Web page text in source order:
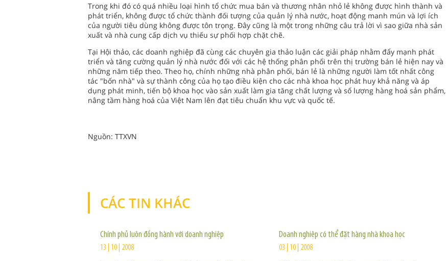
Trong khi đó có quá nhiều loại hình tổ chức mua bán và thương nhân nhỏ lẻ không được hình thành và
phát triển, không được tổ chức thành đối tượng của quản lý nhà nước, hoạt động manh mún và lợi ích
của người tiêu dùng không được tôn trọng. Đây cũng là một trong những câu trả lời vì sao giữa nhà sản
xuất và nhà cung cấp dịch vụ thiếu sự phối hợp chặt chẽ.
Tại Hội thảo, các doanh nghiệp đã cùng các chuyên gia thảo luận các giải pháp nhằm đẩy mạnh phát
triển và tăng cường quản lý nhà nước đối với các hệ thống phân phối trên thị trường bán lẻ hiện nay và
những năm tiếp theo. Theo họ, chính những nhà phân phối, bán lẻ là những người làm tốt nhất công
tác "bốn nhà" và sự thành công của họ tạo điều kiện cho các nhà khoa học phát huy khả năng và áp
dụng phát minh, tiến bộ khoa học vào sản xuất làm gia tăng chất lượng và số lượng hàng hoá sản phẩm,
nâng tầm hàng hoá của Việt Nam lên đạt tiêu chuẩn khu vực và quốc tế.
Nguồn: TTXVN
CÁC TIN KHÁC
Chính phủ luôn đồng hành với doanh nghiệp
13 | 10 | 2008
Doanh nghiệp có thể đặt hàng nhà khoa học
03 | 10 | 2008